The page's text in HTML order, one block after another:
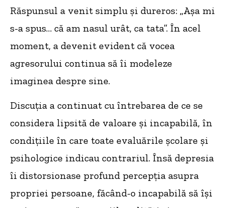
Răspunsul a venit simplu și dureros: „Așa mi
s-a spus… că am nasul urât, ca tata”. În acel
moment, a devenit evident că vocea
agresorului continua să îi modeleze
imaginea despre sine.
Discuția a continuat cu întrebarea de ce se
considera lipsită de valoare și incapabilă, în
condițiile în care toate evaluările școlare și
psihologice indicau contrariul. Însă depresia
îi distorsionase profund percepția asupra
propriei persoane, făcând-o incapabilă să își